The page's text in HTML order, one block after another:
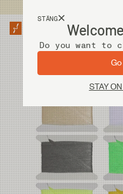
STÄNG
Do you want to
STAY